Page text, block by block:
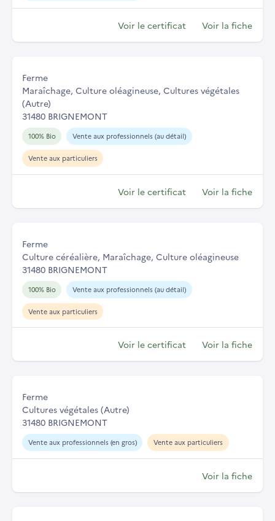
Voir le certificat Voir la fiche
Ferme
Maraîchage, Culture oléagineuse, Cultures végétales
(Autre)
31480 BRIGNEMONT
100% Bio Vente aux professionnels (au détail)
Vente aux particuliers
Voir le certificat Voir la fiche
Ferme
Culture céréalière, Maraîchage, Culture oléagineuse
31480 BRIGNEMONT
100% Bio Vente aux professionnels (au détail)
Vente aux particuliers
Voir le certificat Voir la fiche
Ferme
Cultures végétales (Autre)
31480 BRIGNEMONT
Vente aux professionnels (en gros) Vente aux particuliers
Voir la fiche